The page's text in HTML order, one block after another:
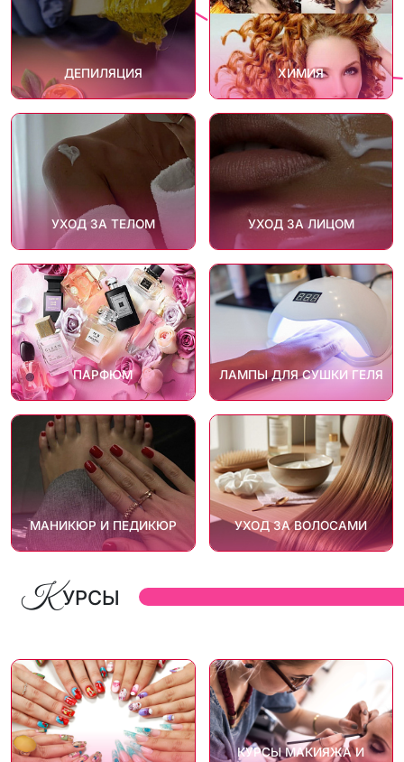
ДЕПИЛЯЦИЯ ХИМИЯ
УХОД ЗА ТЕЛОМ УХОД ЗА ЛИЦОМ
ПАРФЮМ ЛАМПЫ ДЛЯ СУШКИ ГЕЛЯ
МАНИКЮР И ПЕДИКЮР УХОД ЗА ВОЛОСАМИ
К УРСЫ
КУРСЫ МАКИЯЖА И